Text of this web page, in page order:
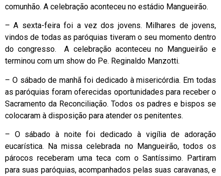
comunhão. A celebração aconteceu no estádio Mangueirão.
– A sexta-feira foi a vez dos jovens. Milhares de jovens,
vindos de todas as paróquias tiveram o seu momento dentro
do congresso. A celebração aconteceu no Mangueirão e
terminou com um show do Pe. Reginaldo Manzotti.
– O sábado de manhã foi dedicado à misericórdia. Em todas
as paróquias foram oferecidas oportunidades para receber o
Sacramento da Reconciliação. Todos os padres e bispos se
colocaram à disposição para atender os penitentes.
– O sábado à noite foi dedicado à vigília de adoração
eucarística. Na missa celebrada no Mangueirão, todos os
párocos receberam uma teca com o Santíssimo. Partiram
para suas paróquias, acompanhados pelas suas caravanas, e